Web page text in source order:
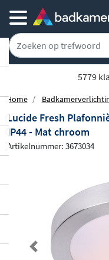
5779
Home
Lucide Fresh
IP44 - Mat chroom
Artikelnummer: 3673034
Previous